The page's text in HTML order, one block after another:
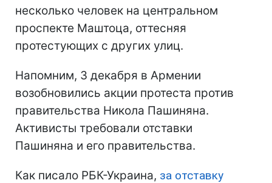
несколько человек на центральном
проспекте Маштоца, оттесняя
протестующих с других улиц.
Напомним, 3 декабря в Армении
возобновились акции протеста против
правительства Никола Пашиняна.
Активисты требовали отставки
Пашиняна и его правительства.
Как писало РБК-Украина, за отставку